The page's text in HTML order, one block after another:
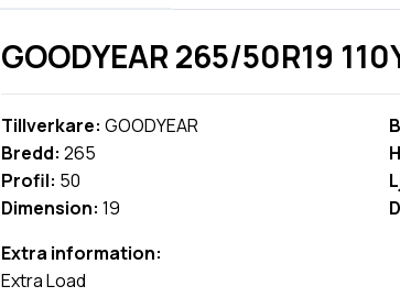
GOODYEAR 265/50R19
Tillverkare: GOODYEAR
Bredd: 265
Profil: 50
Dimension: 19
Extra information:
Extra Load